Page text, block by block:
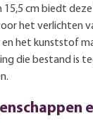
cm biedt deze
het verlichten
het kunststof
die bestand is